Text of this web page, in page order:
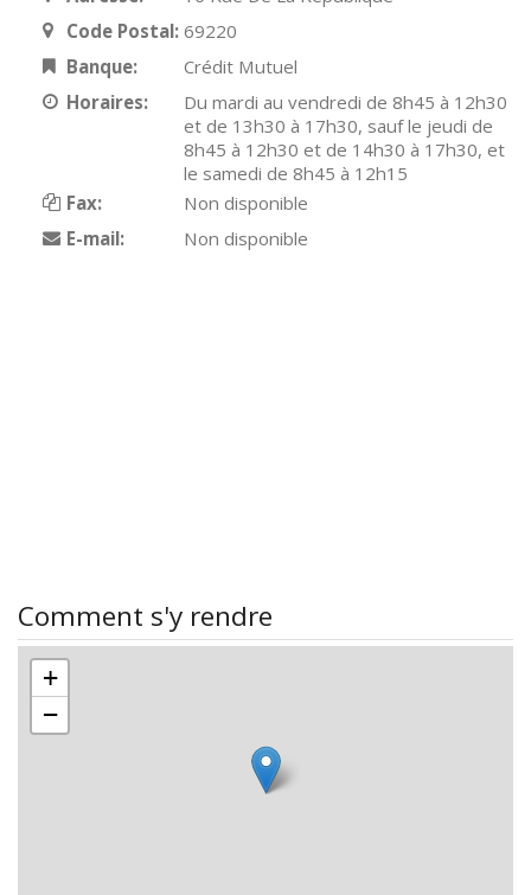
Code Postal: 69220
Banque:
Crédit Mutuel
Horaires:
Du mardi au vendredi de 8h45 à 12h30
et de 13h30 à 17h30, sauf le jeudi de
8h45 à 12h30 et de 14h30 à 17h30, et
le samedi de 8h45 à 12h15
Fax:
Non disponible
E-mail:
Non disponible
Comment s'y rendre
+
−